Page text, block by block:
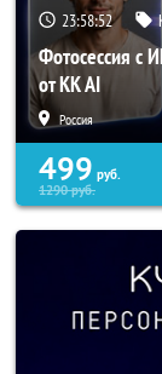
23:58:50
Фотосессия с
от KK AI
Россия
499 руб.
1290руб.